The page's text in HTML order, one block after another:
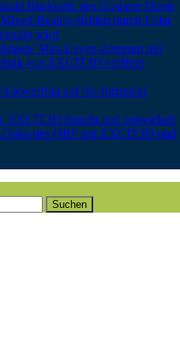
Rückkehr des Goslarer Doms
Reality-Brillen durch Uslar
wird
Max-Leven-Zentrum mit
von EXCIT3D eröffnet
Liewerfrau auf der formnext
EXCIT3D forscht und entwickelt
des ORF mit EXCIT3D und